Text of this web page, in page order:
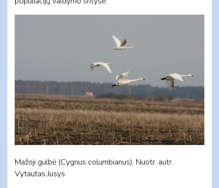
Mažoji gulbė (Cygnus columbianus). Nuotr. autr.
Vytautas Jusys